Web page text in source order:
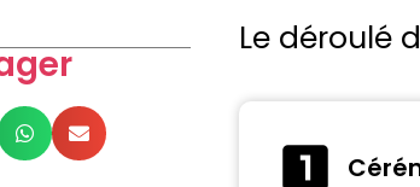
Le déroulé